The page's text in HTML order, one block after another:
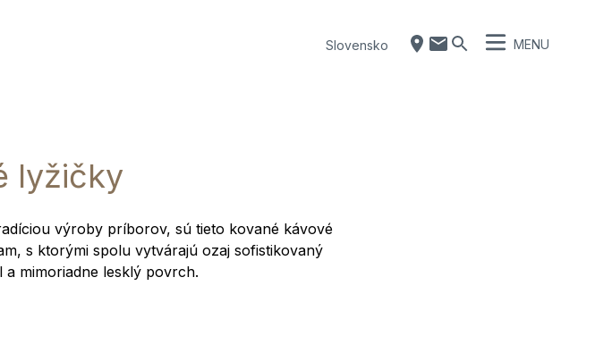
Slovensko MENU
lyžičky
výroby príborov, sú tieto kované kávové
s ktorými spolu vytvárajú ozaj sofistikovaný
a mimoriadne lesklý povrch.